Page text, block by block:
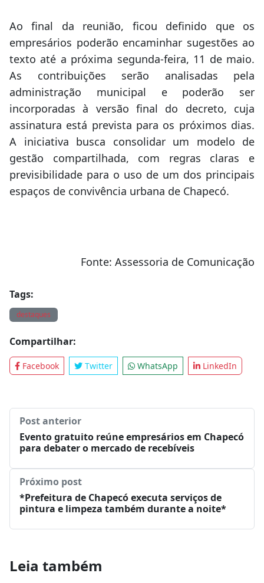
Ao final da reunião, ficou definido que os
empresários poderão encaminhar sugestões ao
texto até a próxima segunda-feira, 11 de maio.
As contribuições serão analisadas pela
administração municipal e poderão ser
incorporadas à versão final do decreto, cuja
assinatura está prevista para os próximos dias.
A iniciativa busca consolidar um modelo de
gestão compartilhada, com regras claras e
previsibilidade para o uso de um dos principais
espaços de convivência urbana de Chapecó.
Fonte: Assessoria de Comunicação
Tags:
destaques
Compartilhar:
Facebook Twitter WhatsApp LinkedIn
Post anterior
Evento gratuito reúne empresários em Chapecó
para debater o mercado de recebíveis
Próximo post
*Prefeitura de Chapecó executa serviços de
pintura e limpeza também durante a noite*
Leia também